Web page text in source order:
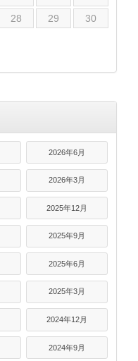
28 29
30
2026年6月
2026年3月
2025年12月
2025年9月
2025年6月
2025年3月
2024年12月
2024年9月